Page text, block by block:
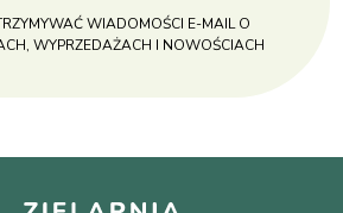
WIADOMOŚCI E-MAIL O
WYPRZEDAŻACH I NOWOŚCIACH